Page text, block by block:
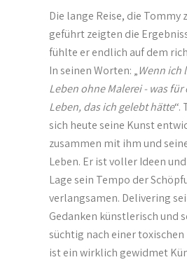
Die lange Reise, die Tommy
geführt zeigten die
fühlte er endlich auf dem
In seinen Worten: „Wenn ich
Leben ohne Malerei - was für
Leben, das ich gelebt hätte“.
sich heute seine Kunst
zusammen mit ihm und
Leben. Er ist voller Ideen
Lage sein Tempo der
verlangsamen. Delivering
Gedanken künstlerisch und
süchtig nach einer
ist ein wirklich gewidmet